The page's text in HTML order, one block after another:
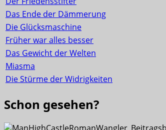
Das Ende der Dämmerung
Die Glücksmaschine
Früher war alles besser
Das Gewicht der Welten
Miasma
Die Stürme der Widrigkeiten
Schon gesehen?